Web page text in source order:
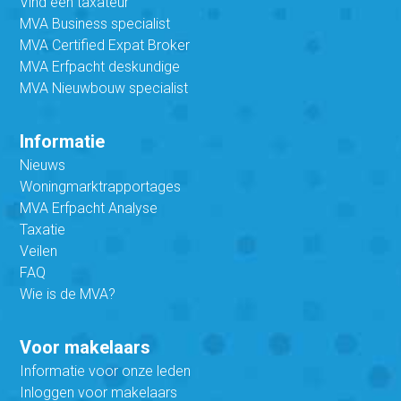
eventuele onjuistheden.
Slagerij wordt enkel samen verkocht met de
bovenwoning.
Opleveringsdatum in overleg.
MVA Business specialist
MVA Certified Expat Broker
MVA Erfpacht deskundige
MVA Nieuwbouw specialist
Informatie
Nieuws
Woningmarktrapportages
MVA Erfpacht Analyse
Taxatie
Veilen
FAQ
Wie is de MVA?
Voor makelaars
Informatie voor onze leden
Inloggen voor makelaars